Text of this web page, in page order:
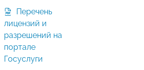
лицензий и
разрешений на
портале
Госуслуги